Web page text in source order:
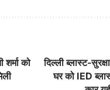
को
दिल्ली ब्लास्ट-
घर को IED